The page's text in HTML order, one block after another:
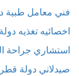
فني معامل طبية
اخصائيه تغذيه
استشاري جراحة
صيدلاني دولة قطر